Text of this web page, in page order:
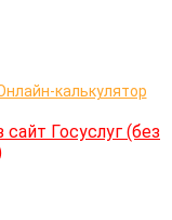
Госуслуг (без